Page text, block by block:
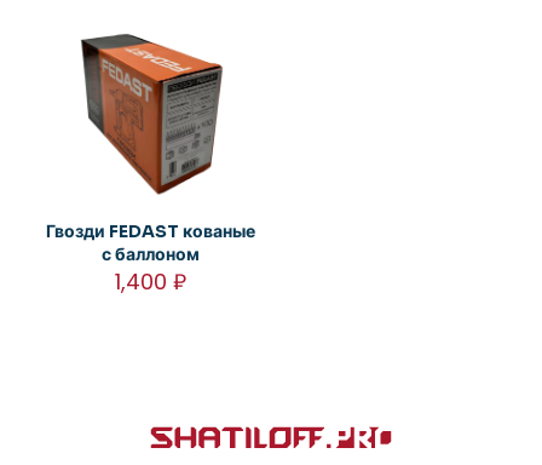
Гвозди FEDAST кованые
с баллоном
1,400₽